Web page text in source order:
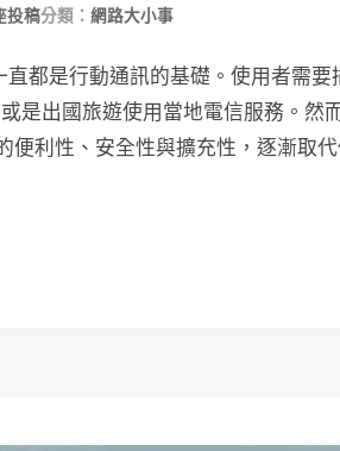
投稿分類： 網路大小事
直都是行動通訊的基礎。使用者需
是出國旅遊使用當地電信服務。然
便利性、安全性與擴充性，逐漸取